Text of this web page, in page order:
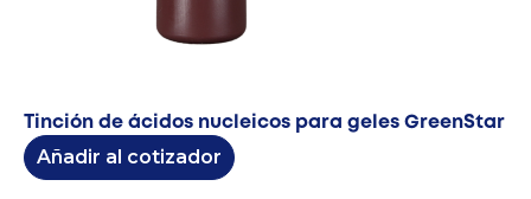
Tinción de ácidos nucleicos para geles GreenStar
Añadir al cotizador